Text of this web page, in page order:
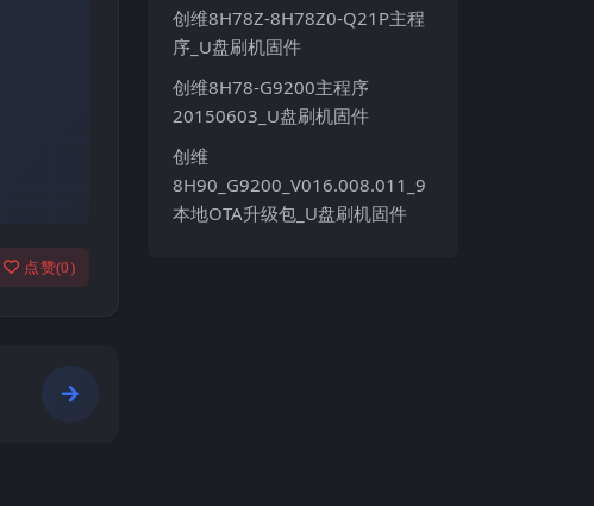
点赞(0)
创维8H78Z-8H78Z0-Q21P主程
序_U盘刷机固件
创维8H78-G9200主程序
20150603_U盘刷机固件
创维
8H90_G9200_V016.008.011_9
本地OTA升级包_U盘刷机固件